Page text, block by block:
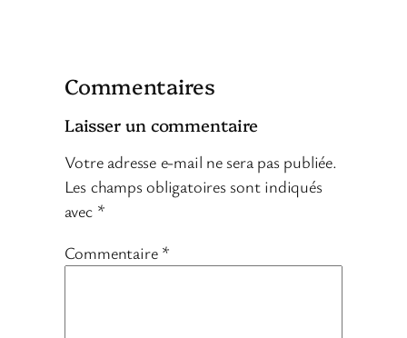
Commentaires
Laisser un commentaire
Votre adresse e-mail ne sera pas publiée.
Les champs obligatoires sont indiqués
avec *
Commentaire *